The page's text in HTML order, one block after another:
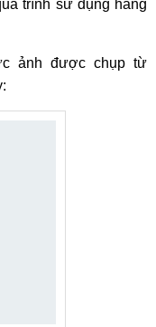
trình sử dụng hàng
ảnh được chụp từ